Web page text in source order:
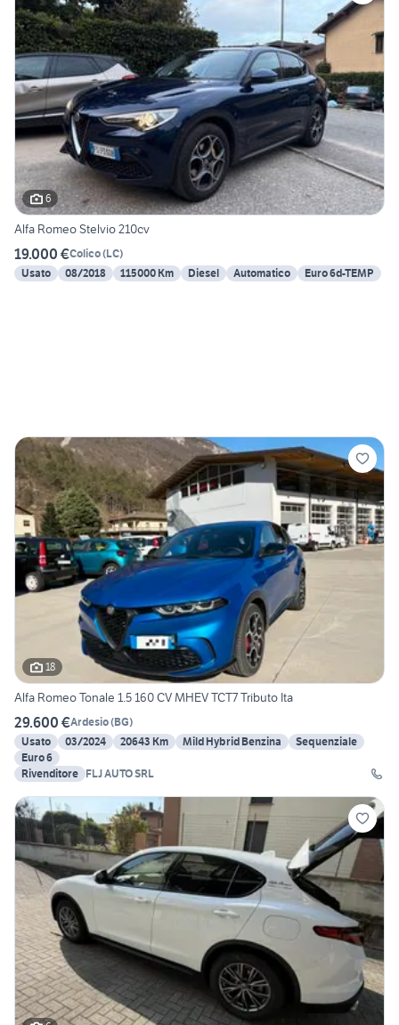
6
Alfa Romeo Stelvio 210cv
19.000 €Colico(LC)
Usato
08/2018 115000 Km Diesel Automatico Euro 6d-TEMP
18
Alfa Romeo Tonale 1.5 160 CV MHEV TCT7 Tributo Ita
29.600 €Ardesio(BG)
Usato
03/2024 20643 Km Mild Hybrid Benzina
Sequenziale
Euro 6
Rivenditore FLJ AUTO SRL